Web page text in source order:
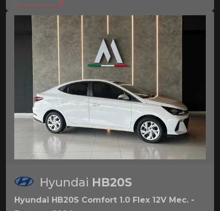
Hyundai HB20S
Hyundai HB20S Comfort 1.0 Flex 12V Mec. -